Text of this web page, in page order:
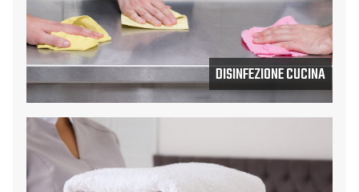
DISINFEZIONE CUCINA